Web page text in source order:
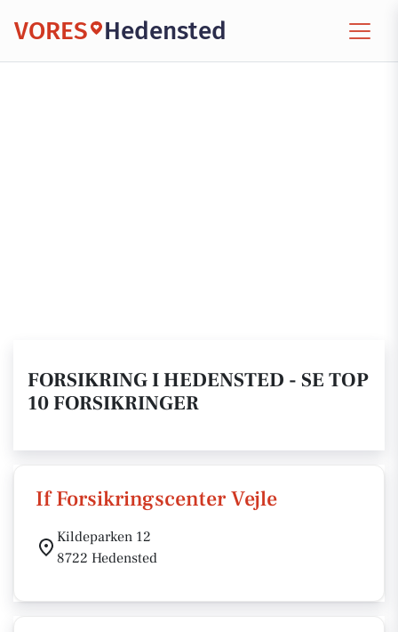
VORES Hedensted
FORSIKRING I HEDENSTED - SE TOP
10 FORSIKRINGER
If Forsikringscenter Vejle
Kildeparken 12
8722 Hedensted